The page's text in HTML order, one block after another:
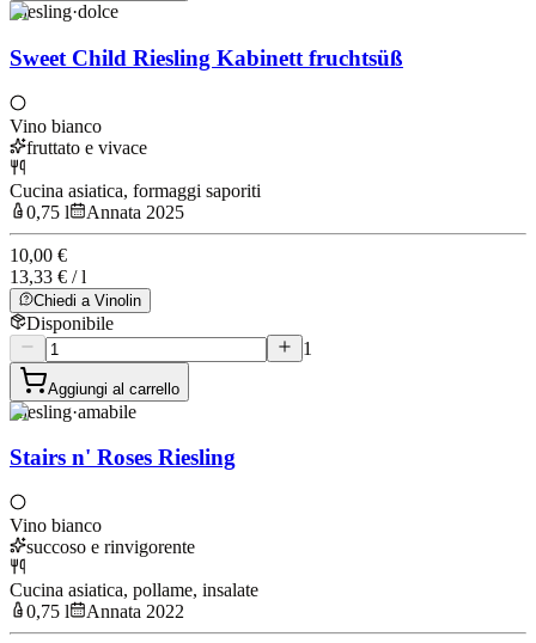
Riesling·dolce
Sweet Child Riesling Kabinett fruchtsüß
Vino bianco
fruttato e vivace
Cucina asiatica, formaggi saporiti
0,75 l
Annata 2025
10,00 €
13,33 € / l
Chiedi a Vinolin
Disponibile
1
Aggiungi al carrello
Riesling·amabile
Stairs n' Roses Riesling
Vino bianco
succoso e rinvigorente
Cucina asiatica, pollame, insalate
0,75 l
Annata 2022